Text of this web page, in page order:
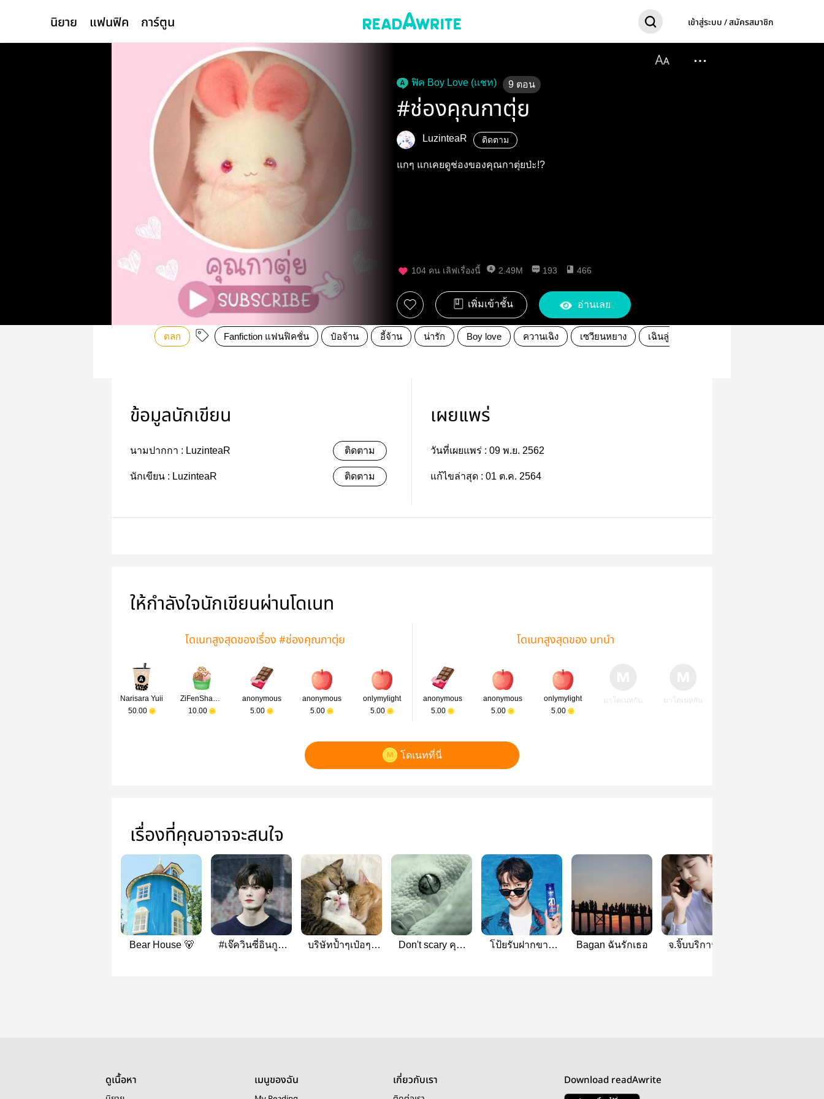
นิยาย แฟนฟิค การ์ตูน เข้าสู่ระบบ / สมัครสมาชิก
ฟิค Boy Love (แชท) 9 ตอน
#ช่องคุณกาตุ่ย
LuzinteaR ติดตาม
แกๆ แกเคยดูช่องของคุณกาตุ่ยป่ะ!?
104 คน เลิฟเรื่องนี้ 2.49M 193 466
เพิ่มเข้าชั้น อ่านเลย
ตลก Fanfiction แฟนฟิคชั่น ป๋อจ้าน อี้จ้าน น่ารัก Boy love ควานเฉิง เซวียนหยาง เฉินลู่
ข้อมูลนักเขียน
นามปากกา : LuzinteaR ติดตาม
นักเขียน : LuzinteaR ติดตาม
เผยแพร่
วันที่เผยแพร่ : 09 พ.ย. 2562
แก้ไขล่าสุด : 01 ต.ค. 2564
ให้กำลังใจนักเขียนผ่านโดเนท
โดเนทสูงสุดของเรื่อง #ช่องคุณกาตุ่ย
Narisara Yuii
50.00
ZiFenShangshen
10.00
anonymous
5.00
anonymous
5.00
onlymylight
5.00
โดเนทสูงสุดของ บทนำ
anonymous
5.00
anonymous
5.00
onlymylight
5.00
มาโดเนทกัน มาโดเนทกัน
โดเนทที่นี่
เรื่องที่คุณอาจจะสนใจ
Bear House 🐻
#เจ๊ควินซี่อินกูซู
บริษัทป้ำๆเป๋อๆ |
Don't scary คุณ
โป้ยรับฝากขาย
Bagan ฉันรักเธอ
จ.จิ๊บบริการหาคู่
ดูเนื้อหา เมนูของฉัน เกี่ยวกับเรา Download readAwrite